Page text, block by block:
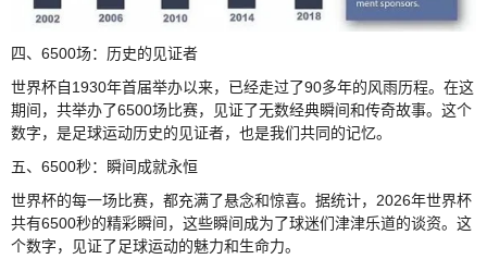
四、6500场：历史的见证者
世界杯自1930年首届举办以来，已经走过了90多年的风雨历程。在这
期间，共举办了6500场比赛，见证了无数经典瞬间和传奇故事。这个
数字，是足球运动历史的见证者，也是我们共同的记忆。
五、6500秒：瞬间成就永恒
世界杯的每一场比赛，都充满了悬念和惊喜。据统计，2026年世界杯
共有6500秒的精彩瞬间，这些瞬间成为了球迷们津津乐道的谈资。这
个数字，见证了足球运动的魅力和生命力。